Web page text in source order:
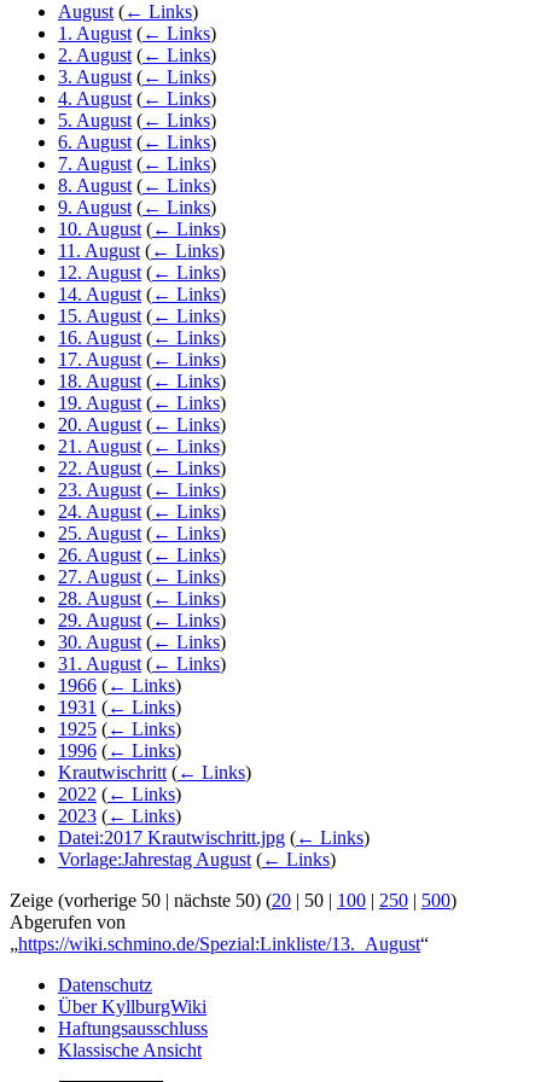
August (← Links)
1. August (← Links)
2. August (← Links)
3. August (← Links)
4. August (← Links)
5. August (← Links)
6. August (← Links)
7. August (← Links)
8. August (← Links)
9. August (← Links)
10. August (← Links)
11. August (← Links)
12. August (← Links)
14. August (← Links)
15. August (← Links)
16. August (← Links)
17. August (← Links)
18. August (← Links)
19. August (← Links)
20. August (← Links)
21. August (← Links)
22. August (← Links)
23. August (← Links)
24. August (← Links)
25. August (← Links)
26. August (← Links)
27. August (← Links)
28. August (← Links)
29. August (← Links)
30. August (← Links)
31. August (← Links)
1966 (← Links)
1931 (← Links)
1925 (← Links)
1996 (← Links)
Krautwischritt (← Links)
2022 (← Links)
2023 (← Links)
Datei:2017 Krautwischritt.jpg (← Links)
Vorlage:Jahrestag August (← Links)
Zeige (vorherige 50 | nächste 50) (20 | 50 | 100 | 250 | 500)
Abgerufen von
„https://wiki.schmino.de/Spezial:Linkliste/13._August“
Datenschutz
Über KyllburgWiki
Haftungsausschluss
Klassische Ansicht